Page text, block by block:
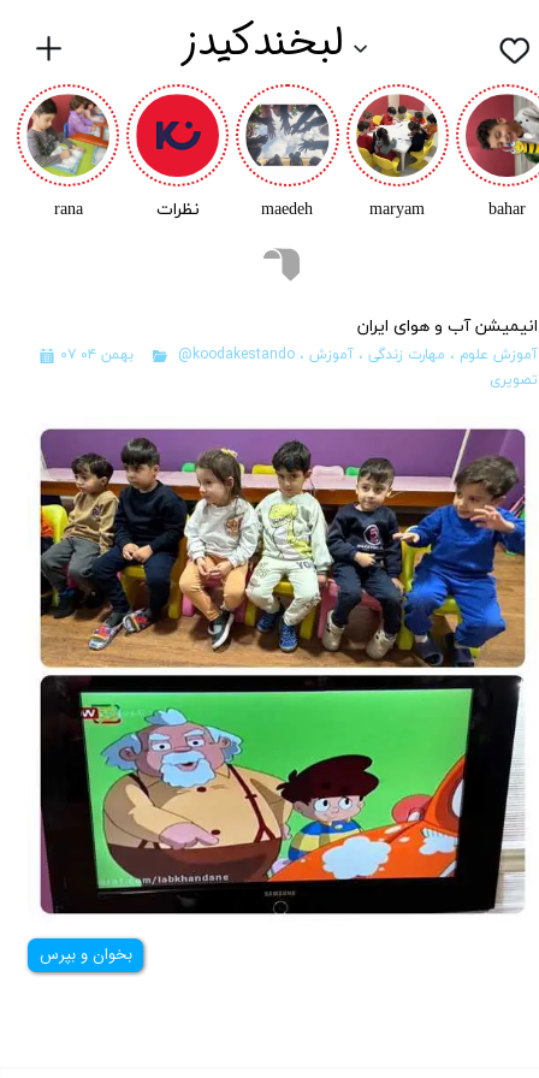
لبخندکیدز
rana نظرات maedeh maryam bahar
انیمیشن آب و هوای ایران
۰۷ بهمن ۰۴ @koodakestando، آموزش علوم ، مهارت زندگی ،آموزش
تصویری
بخوان و بپرس